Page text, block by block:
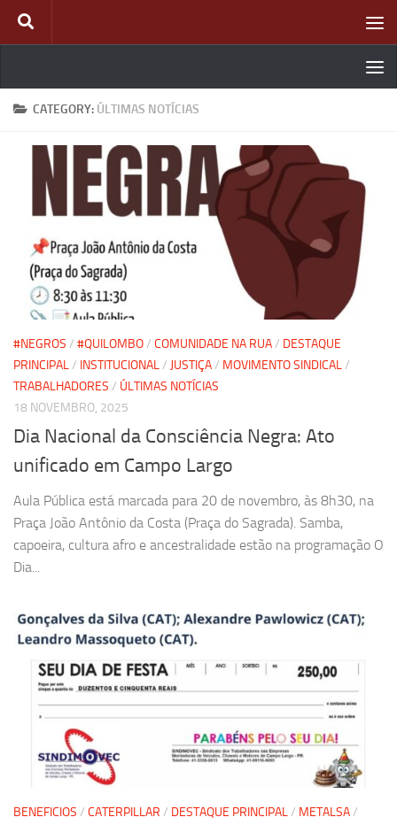
Skip to content
CATEGORY: ÚLTIMAS NOTÍCIAS
#NEGROS / #QUILOMBO/ COMUNIDADE NA RUA/ DESTAQUE
PRINCIPAL/ INSTITUCIONAL/ JUSTIÇA/ MOVIMENTO SINDICAL/
TRABALHADORES / ÚLTIMAS NOTÍCIAS
18 NOVEMBRO, 2025
Dia Nacional da Consciência Negra: Ato
unificado em Campo Largo
Aula Pública está marcada para 20 de novembro, às 8h30, na
Praça João Antônio da Costa (Praça do Sagrada). Samba,
capoeira, cultura afro e ancestralidade estão na programação O
Dia...
BENEFICIOS / CATERPILLAR / DESTAQUE PRINCIPAL/ METALSA/